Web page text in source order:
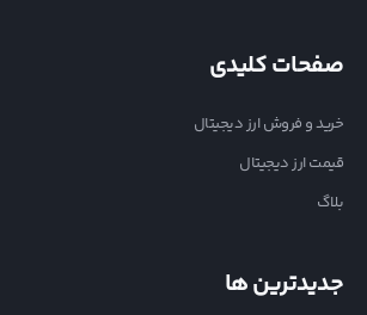
صفحات کلیدی
خرید و فروش ارز دیجیتال
قیمت ارز دیجیتال
بلاگ
جدیدترین ها